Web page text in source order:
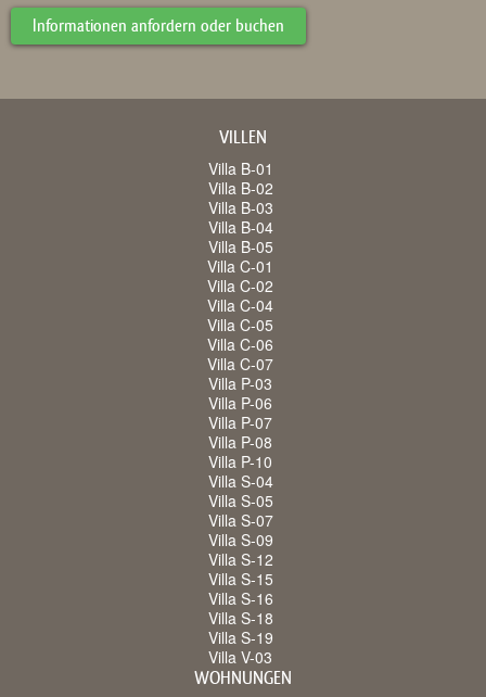
Informationen anfordern oder buchen
VILLEN
Villa B-01
Villa B-02
Villa B-03
Villa B-04
Villa B-05
Villa C-01
Villa C-02
Villa C-04
Villa C-05
Villa C-06
Villa C-07
Villa P-03
Villa P-06
Villa P-07
Villa P-08
Villa P-10
Villa S-04
Villa S-05
Villa S-07
Villa S-09
Villa S-12
Villa S-15
Villa S-16
Villa S-18
Villa S-19
Villa V-03
WOHNUNGEN